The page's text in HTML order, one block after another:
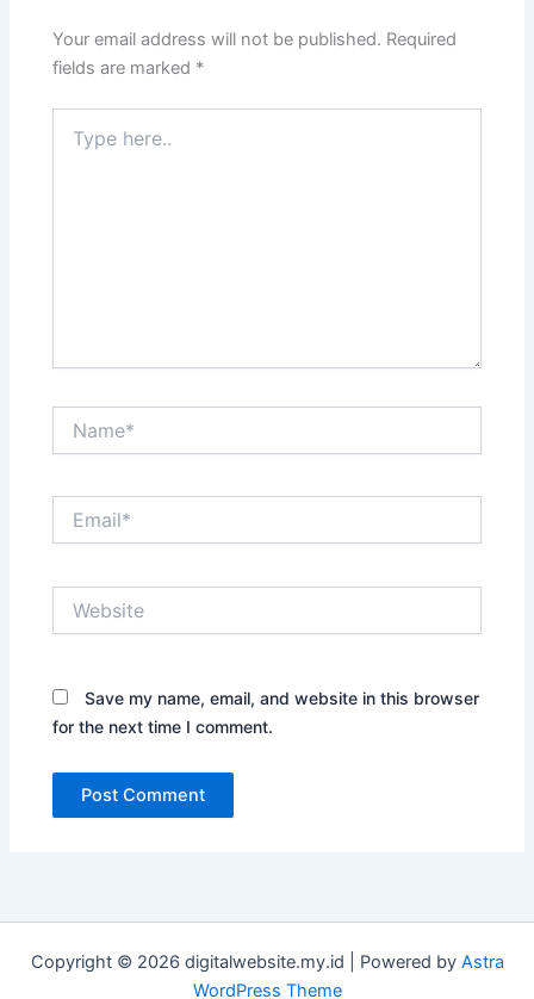
Your email address will not be published. Required
fields are marked *
here..
Save my name, email, and website in this browser
for the next time I comment.
Copyright © 2026 digitalwebsite.my.id | Powered by Astra
WordPress Theme